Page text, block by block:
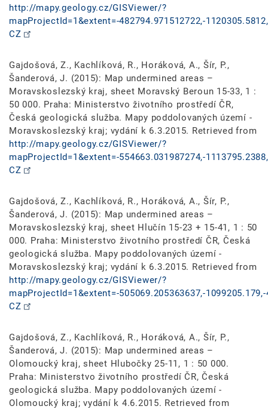
http://mapy.geology.cz/GISViewer/?
mapProjectId=1&extent=-482794.971512722,-
CZ
Gajdošová, Z., Kachlíková, R., Horáková, A., Šír, P.,
Šanderová, J. (2015): Map undermined areas –
Moravskoslezský kraj, sheet Moravský Beroun 15-33, 1 :
50 000. Praha: Ministerstvo životního prostředí ČR,
Česká geologická služba. Mapy poddolovaných území -
Moravskoslezský kraj; vydání k 6.3.2015. Retrieved from
http://mapy.geology.cz/GISViewer/?
mapProjectId=1&extent=-554663.031987274,-
CZ
Gajdošová, Z., Kachlíková, R., Horáková, A., Šír, P.,
Šanderová, J. (2015): Map undermined areas –
Moravskoslezský kraj, sheet Hlučín 15-23 + 15-41, 1 : 50
000. Praha: Ministerstvo životního prostředí ČR, Česká
geologická služba. Mapy poddolovaných území -
Moravskoslezský kraj; vydání k 6.3.2015. Retrieved from
http://mapy.geology.cz/GISViewer/?
mapProjectId=1&extent=-505069.205363637,-
CZ
Gajdošová, Z., Kachlíková, R., Horáková, A., Šír, P.,
Šanderová, J. (2015): Map undermined areas –
Olomoucký kraj, sheet Hlubočky 25-11, 1 : 50 000.
Praha: Ministerstvo životního prostředí ČR, Česká
geologická služba. Mapy poddolovaných území -
Olomoucký kraj; vydání k 4.6.2015. Retrieved from